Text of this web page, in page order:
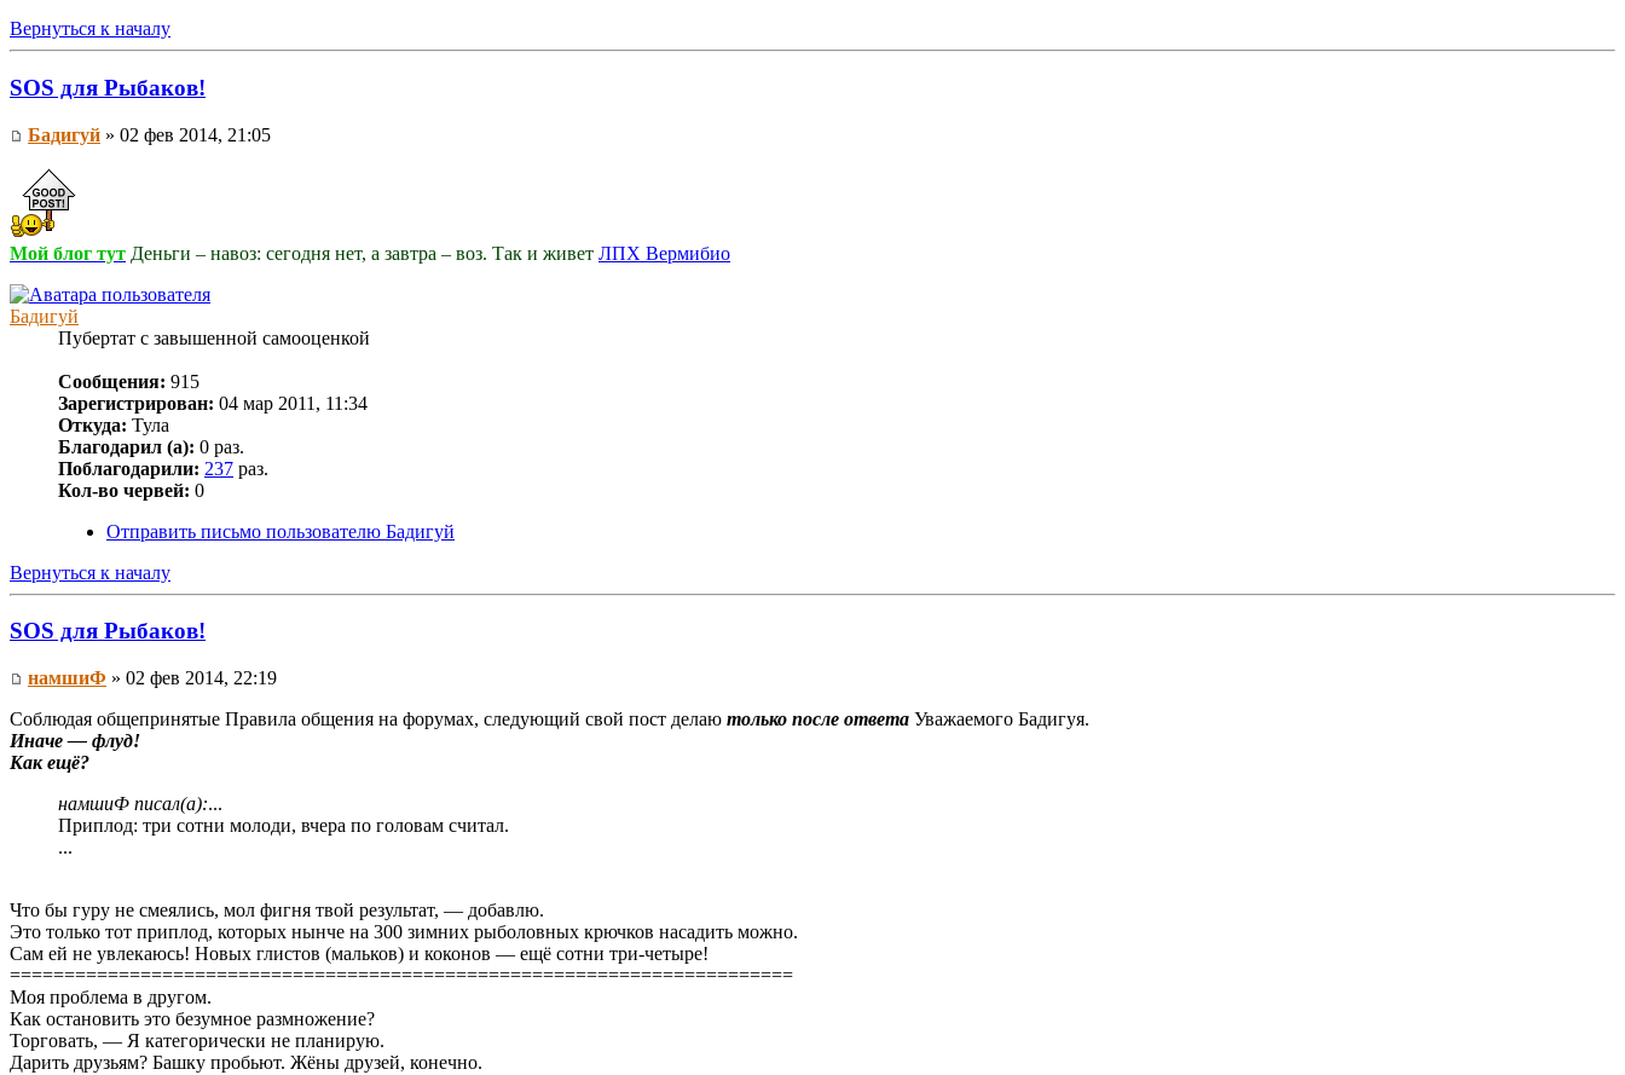
Вернуться к началу
SOS для Рыбаков!
Бадигуй » 02 фев 2014, 21:05
Мой блог тут Деньги – навоз: сегодня нет, а завтра – воз. Так и живет ЛПХ Вермибио
Бадигуй
Пубертат с завышенной самооценкой
Сообщения: 915
Зарегистрирован: 04 мар 2011, 11:34
Откуда: Тула
Благодарил (а): 0 раз.
Поблагодарили: 237 раз.
Кол-во червей: 0
Отправить письмо пользователю Бадигуй
Вернуться к началу
SOS для Рыбаков!
намшиФ » 02 фев 2014, 22:19
Соблюдая общепринятые Правила общения на форумах, следующий свой пост делаю только после ответа Уважаемого Бадигуя.
Иначе — флуд!
Как ещё?
намшиФ писал(а):...
Приплод: три сотни молоди, вчера по головам считал.
...
Что бы гуру не смеялись, мол фигня твой результат, — добавлю.
Это только тот приплод, которых нынче на 300 зимних рыболовных крючков насадить можно.
Сам ей не увлекаюсь! Новых глистов (мальков) и коконов — ещё сотни три-четыре!
========================================================================
Моя проблема в другом.
Как остановить это безумное размножение?
Торговать, — Я категорически не планирую.
Дарить друзьям? Башку пробьют. Жёны друзей, конечно.